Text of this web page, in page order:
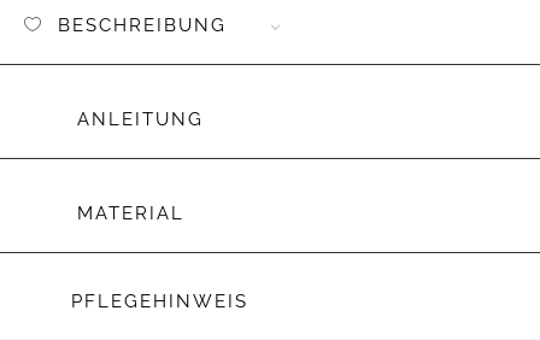
BESCHREIBUNG
ANLEITUNG
MATERIAL
PFLEGEHINWEIS